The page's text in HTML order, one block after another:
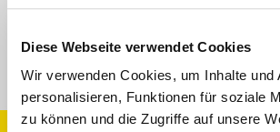
Diese Webseite verwendet Cookies
Wir verwenden Cookies, um Inhalte und
personalisieren, Funktionen für soziale
zu können und die Zugriffe auf unsere
TE-NPT T-Einschraubverschraubung
Artikel Nr.